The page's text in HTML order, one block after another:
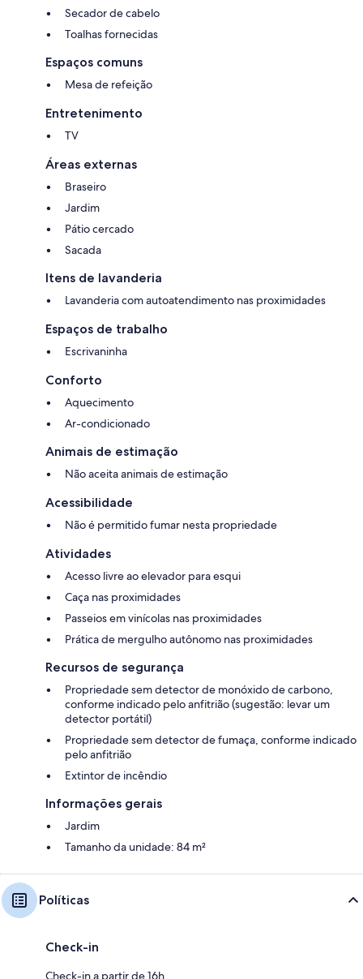
Secador de cabelo
Toalhas fornecidas
Espaços comuns
Mesa de refeição
Entretenimento
TV
Áreas externas
Braseiro
Jardim
Pátio cercado
Sacada
Itens de lavanderia
Lavanderia com autoatendimento nas proximidades
Espaços de trabalho
Escrivaninha
Conforto
Aquecimento
Ar-condicionado
Animais de estimação
Não aceita animais de estimação
Acessibilidade
Não é permitido fumar nesta propriedade
Atividades
Acesso livre ao elevador para esqui
Caça nas proximidades
Passeios em vinícolas nas proximidades
Prática de mergulho autônomo nas proximidades
Recursos de segurança
Propriedade sem detector de monóxido de carbono,
conforme indicado pelo anfitrião (sugestão: levar um
detector portátil)
Propriedade sem detector de fumaça, conforme indicado
pelo anfitrião
Extintor de incêndio
Informações gerais
Jardim
Tamanho da unidade: 84 m²
Políticas
Check-in
Check-in a partir de 16h